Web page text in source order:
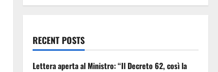
RECENT POSTS
Lettera aperta al Ministro: “Il Decreto 62, così la